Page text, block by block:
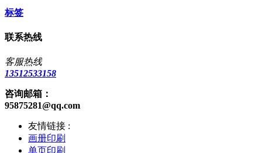
标签
联系热线
客服热线
13512533158
咨询邮箱：
95875281@qq.com
友情链接 :
画册印刷
单页印刷